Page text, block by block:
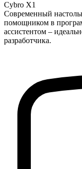
Cybro X1
Современный
помощником в
ассистентом –
разработчика.